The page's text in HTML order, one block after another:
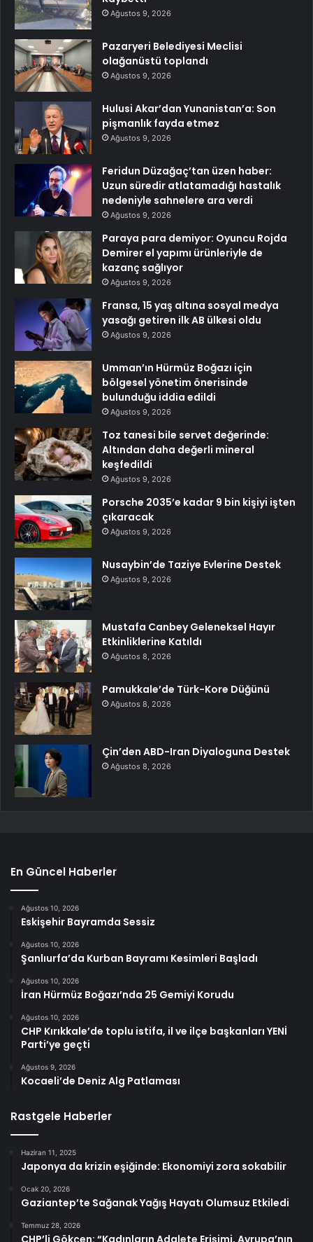
Ağustos 9, 2026
Pazaryeri Belediyesi Meclisi
olağanüstü toplandı
Ağustos 9, 2026
Hulusi Akar’dan Yunanistan’a: Son
pişmanlık fayda etmez
Ağustos 9, 2026
Feridun Düzağaç’tan üzen haber:
Uzun süredir atlatamadığı hastalık
nedeniyle sahnelere ara verdi
Ağustos 9, 2026
Paraya para demiyor: Oyuncu Rojda
Demirer el yapımı ürünleriyle de
kazanç sağlıyor
Ağustos 9, 2026
Fransa, 15 yaş altına sosyal medya
yasağı getiren ilk AB ülkesi oldu
Ağustos 9, 2026
Umman’ın Hürmüz Boğazı için
bölgesel yönetim önerisinde
bulunduğu iddia edildi
Ağustos 9, 2026
Toz tanesi bile servet değerinde:
Altından daha değerli mineral
keşfedildi
Ağustos 9, 2026
Porsche 2035’e kadar 9 bin kişiyi işten
çıkaracak
Ağustos 9, 2026
Nusaybin’de Taziye Evlerine Destek
Ağustos 9, 2026
Mustafa Canbey Geleneksel Hayır
Etkinliklerine Katıldı
Ağustos 8, 2026
Pamukkale’de Türk-Kore Düğünü
Ağustos 8, 2026
Çin’den ABD-Iran Diyaloguna Destek
Ağustos 8, 2026
En Güncel Haberler
Ağustos 10, 2026
Eskişehir Bayramda Sessiz
Ağustos 10, 2026
Şanlıurfa’da Kurban Bayramı Kesimleri Başladı
Ağustos 10, 2026
İran Hürmüz Boğazı’nda 25 Gemiyi Korudu
Ağustos 10, 2026
CHP Kırıkkale’de toplu istifa, il ve ilçe başkanları YENİ
Parti’ye geçti
Ağustos 9, 2026
Kocaeli’de Deniz Alg Patlaması
Rastgele Haberler
Haziran 11, 2025
Japonya da krizin eşiğinde: Ekonomiyi zora sokabilir
Ocak 20, 2026
Gaziantep’te Sağanak Yağış Hayatı Olumsuz Etkiledi
Temmuz 28, 2026
CHP’li Gökçen: “Kadınların Adalete Erişimi, Avrupa’nın